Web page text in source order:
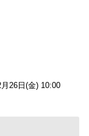
26日(金) 10:00